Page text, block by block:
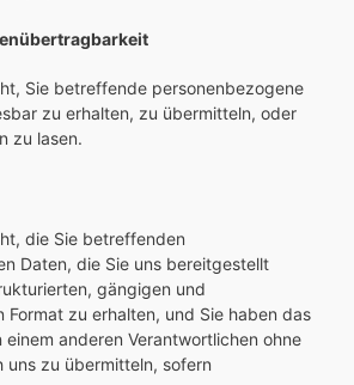
Sie betreffende personenbezogene
zu erhalten, zu übermitteln, oder
zu lasen.
die Sie betreffenden
Daten, die Sie uns bereitgestellt
gängigen und
Format zu erhalten, und Sie haben das
einem anderen Verantwortlichen ohne
uns zu übermitteln, sofern